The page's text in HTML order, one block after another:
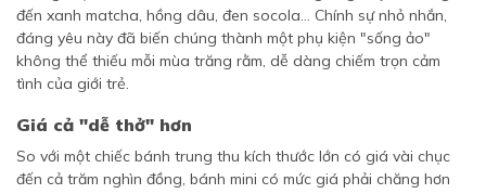
đến xanh matcha, hồng dâu, đen socola... Chính sự nhỏ nhắn,
đáng yêu này đã biến chúng thành một phụ kiện "sống ảo"
không thể thiếu mỗi mùa trăng rằm, dễ dàng chiếm trọn cảm
tình của giới trẻ.
Giá cả "dễ thở" hơn
So với một chiếc bánh trung thu kích thước lớn có giá vài chục
đến cả trăm nghìn đồng, bánh mini có mức giá phải chăng hơn